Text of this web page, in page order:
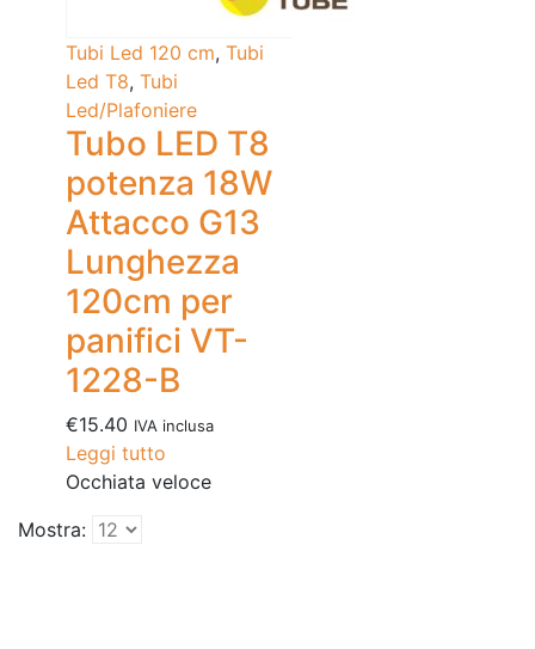
Tubi Led 120 cm, Tubi
Led T8, Tubi
Led/Plafoniere
Tubo LED T8
potenza 18W
Attacco G13
Lunghezza
120cm per
panifici VT-
1228-B
€15.40 IVA inclusa
Leggi tutto
Occhiata veloce
Mostra: